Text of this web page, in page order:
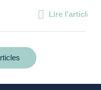
Lire l'article